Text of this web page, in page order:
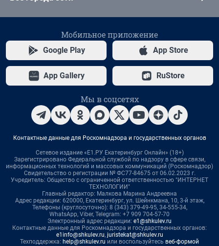
Мобильное приложение
Google Play App Store
App Gallery RuStore
Мы в соцсетях
Контактные данные для Роскомнадзора и государственных органов
Сетевое издание «Е1.РУ Екатеринбург Онлайн» (18+)
Зарегистрировано Федеральной службой по надзору в сфере связи,
информационных технологий и массовых коммуникаций (Роскомнадзор)
Свидетельство о регистрации № ФС77-84675 от 06.02.2023 г.
Учредитель: Общество с ограниченной ответственностью "ИНТЕРНЕТ
ТЕХНОЛОГИИ"
Главный редактор: Малкова Марина Андреевна
Адрес редакции: 620000, Екатеринбург, ул. Шейнкмана, 10, 3-й этаж,
Телефоны (круглосуточно): 8 (343) 379-49-95, 34-555-34,
WhatsApp, Viber, Telegram: +7 909 704-57-70
Электронный адрес редакции: e1@shkulev.ru
Контактные данные для Роскомнадзора и государственных органов:
e1info@shkulev.ru, juristekat@shkulev.ru
Техподдержка: help@shkulev.ru или воспользуйтесь веб-формой